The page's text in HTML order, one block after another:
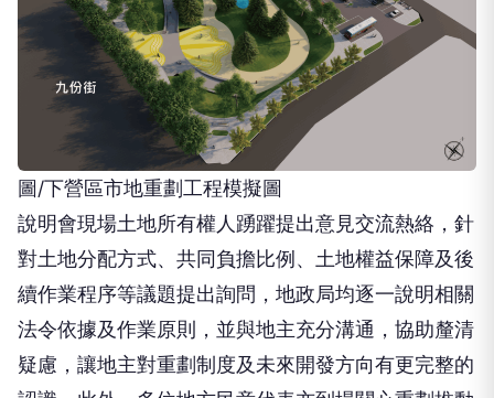
圖/下營區市地重劃工程模擬圖
說明會現場土地所有權人踴躍提出意見交流熱絡，針
對土地分配方式、共同負擔比例、土地權益保障及後
續作業程序等議題提出詢問，地政局均逐一說明相關
法令依據及作業原則，並與地主充分溝通，協助釐清
疑慮，讓地主對重劃制度及未來開發方向有更完整的